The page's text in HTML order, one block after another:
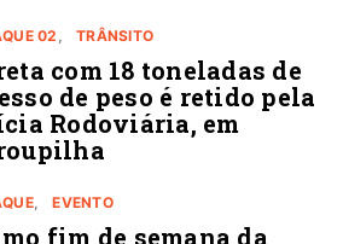
02 TRÂNSITO
com 18 toneladas de
de peso é retido pela
Rodoviária, em
EVENTO
fim de semana da